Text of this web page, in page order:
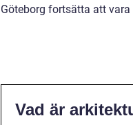
Göteborg fortsätta att
Vad är